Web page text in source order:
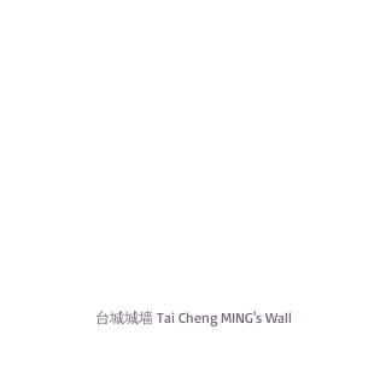
台城城墙 Tai Cheng MING's Wall